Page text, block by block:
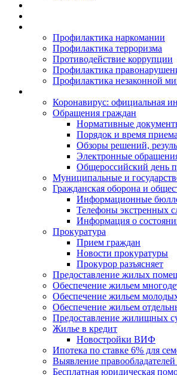
Профилактика наркомании
Профилактика терроризма
Противодействие коррупции
Профилактика
Профилактика незаконной
Коронавирус: официальная
Обращения граждан
Нормативные
Порядок и время
Обзоры решений,
Электронные
Общероссийский день
Муниципальные и
Гражданская оборона и
Информационные
Телефоны экстренных
Информация о
Прокуратура
Прием граждан
Новости прокуратуры
Прокурор разъясняет
Предоставление жилых
Обеспечение жильем
Обеспечение жильем
Обеспечение жильем
Предоставление жилищных
Жилье в кредит
Новостройки ВИФ
Ипотека по ставке 6% для
Выявление
Бесплатная юридическая